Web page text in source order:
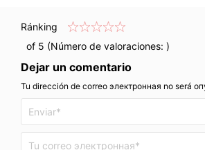
Ránking
of 5 (Número de valoraciones: )
Dejar un comentario
Tu dirección de correo электронная no será